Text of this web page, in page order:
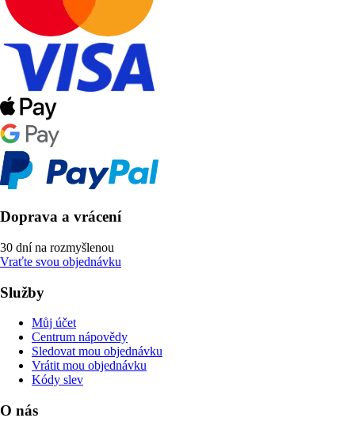
Doprava a vrácení
30 dní na rozmyšlenou
Vraťte svou objednávku
Služby
Můj účet
Centrum nápovědy
Sledovat mou objednávku
Vrátit mou objednávku
Kódy slev
O nás